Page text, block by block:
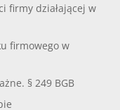
firmy działającej w
firmowego w
§ 249 BGB